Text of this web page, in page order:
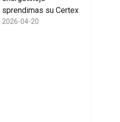
sprendimas su Certex
2026-04-20